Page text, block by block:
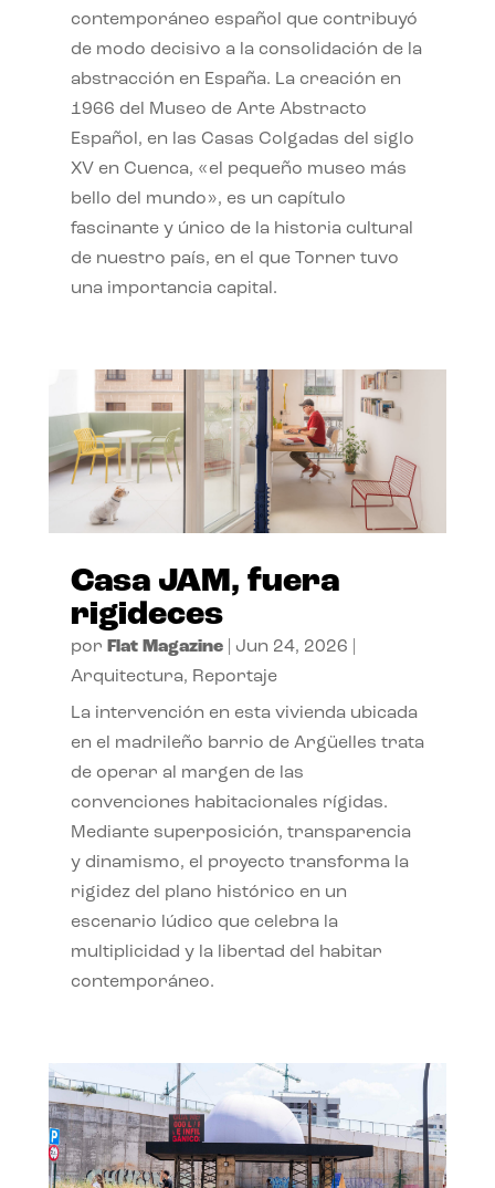
contemporáneo español que contribuyó
de modo decisivo a la consolidación de la
abstracción en España. La creación en
1966 del Museo de Arte Abstracto
Español, en las Casas Colgadas del siglo
XV en Cuenca, «el pequeño museo más
bello del mundo», es un capítulo
fascinante y único de la historia cultural
de nuestro país, en el que Torner tuvo
una importancia capital.
Casa JAM, fuera
rigideces
por Flat Magazine| Jun 24, 2026
Arquitectura, Reportaje
La intervención en esta vivienda ubicada
en el madrileño barrio de Argüelles trata
de operar al margen de las
convenciones habitacionales rígidas.
Mediante superposición, transparencia
y dinamismo, el proyecto transforma la
rigidez del plano histórico en un
escenario lúdico que celebra la
multiplicidad y la libertad del habitar
contemporáneo.